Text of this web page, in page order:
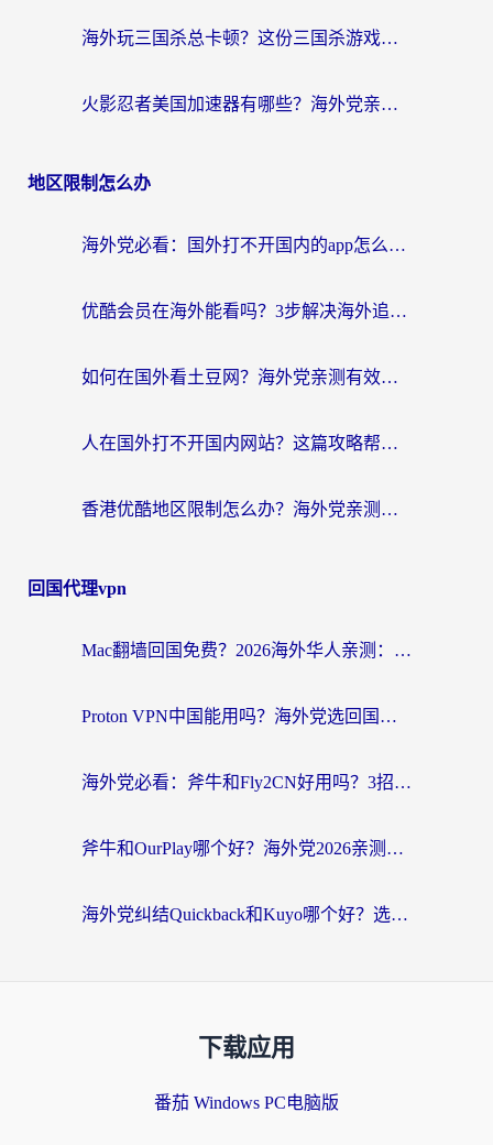
海外玩三国杀总卡顿？这份三国杀游戏加速器指南帮你告别延迟烦恼
火影忍者美国加速器有哪些？海外党亲测的国服游戏加速全攻略（含菲律宾玩三国之刃守望黎明技巧）
地区限制怎么办
海外党必看：国外打不开国内的app怎么办？3步解决你的乡愁
优酷会员在海外能看吗？3步解决海外追剧难题，附实测好用加速器推荐
如何在国外看土豆网？海外党亲测有效的追剧加速器选择指南
人在国外打不开国内网站？这篇攻略帮你无缝解锁国内资源（附交管12123使用技巧）
香港优酷地区限制怎么办？海外党亲测有效的追剧解决方案
回国代理vpn
Mac翻墙回国免费？2026海外华人亲测：从CCTV5直播到国内APP，这样选加速器才靠谱
Proton VPN中国能用吗？海外党选回国加速器的避坑指南（附番茄加速器实测）
海外党必看：斧牛和Fly2CN好用吗？3招教你选对回国加速器（附免费试用攻略）
斧牛和OurPlay哪个好？海外党2026亲测：选对加速器，国内资源秒加载
海外党纠结Quickback和Kuyo哪个好？选对回国加速器才能无缝刷国内资源
下载应用
番茄 Windows PC电脑版